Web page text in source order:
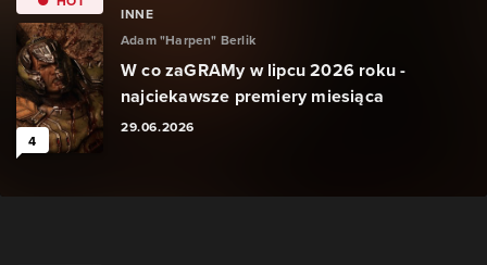
4
INNE
Adam "Harpen" Berlik
W co zaGRAMy w lipcu 2026 roku -
najciekawsze premiery miesiąca
29.06.2026